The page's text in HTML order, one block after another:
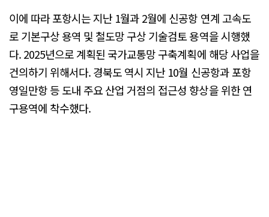
이에 따라 포항시는 지난 1월과 2월에 신공항 연계 고속도
로 기본구상 용역 및 철도망 구상 기술검토 용역을 시행했
다. 2025년으로 계획된 국가교통망 구축계획에 해당 사업을
건의하기 위해서다. 경북도 역시 지난 10월 신공항과 포항
영일만항 등 도내 주요 산업 거점의 접근성 향상을 위한 연
구용역에 착수했다.